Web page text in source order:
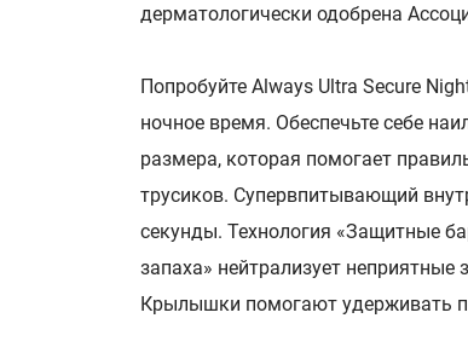
дерматологически одобрена
Попробуйте Always Ultra Secure
ночное время. Обеспечьте себе
размера, которая помогает
трусиков. Супервпитывающий
секунды. Технология «Защитные
запаха» нейтрализует
Крылышки помогают удерживать